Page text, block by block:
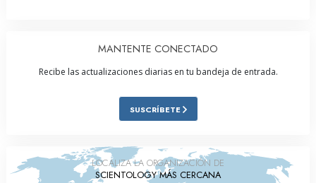
MANTENTE CONECTADO
Recibe las actualizaciones diarias en tu bandeja de entrada.
SUSCRÍBETE
LOCALIZA LA ORGANIZACIÓN DE
SCIENTOLOGY MÁS CERCANA